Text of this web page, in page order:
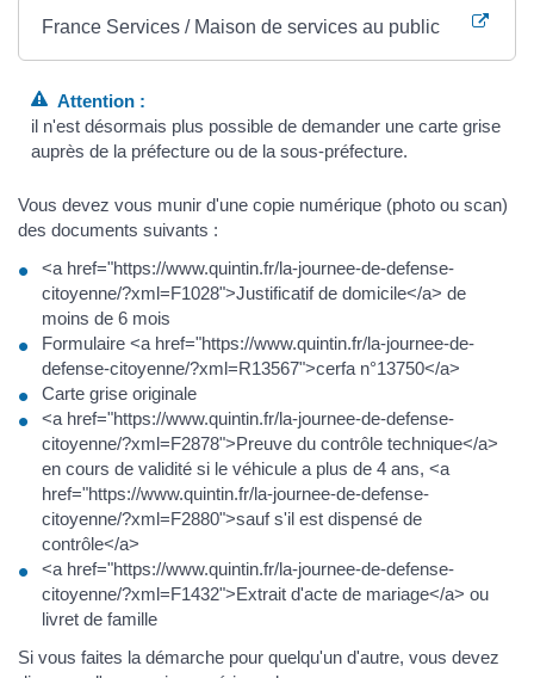
France Services / Maison de services au public
Attention :
il n'est désormais plus possible de demander une carte grise
auprès de la préfecture ou de la sous-préfecture.
Vous devez vous munir d'une copie numérique (photo ou scan)
des documents suivants :
<a href="https://www.quintin.fr/la-journee-de-defense-
citoyenne/?xml=F1028">Justificatif de domicile</a> de
moins de 6 mois
Formulaire <a href="https://www.quintin.fr/la-journee-de-
defense-citoyenne/?xml=R13567">cerfa n°13750</a>
Carte grise originale
<a href="https://www.quintin.fr/la-journee-de-defense-
citoyenne/?xml=F2878">Preuve du contrôle technique</a>
en cours de validité si le véhicule a plus de 4 ans, <a
href="https://www.quintin.fr/la-journee-de-defense-
citoyenne/?xml=F2880">sauf s'il est dispensé de
contrôle</a>
<a href="https://www.quintin.fr/la-journee-de-defense-
citoyenne/?xml=F1432">Extrait d'acte de mariage</a> ou
livret de famille
Si vous faites la démarche pour quelqu'un d'autre, vous devez